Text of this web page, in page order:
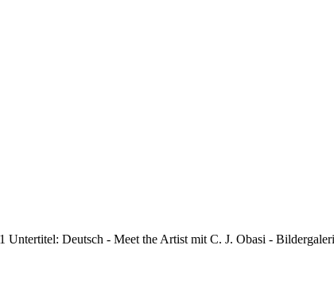
Deutsch - Meet the Artist mit C. J. Obasi -